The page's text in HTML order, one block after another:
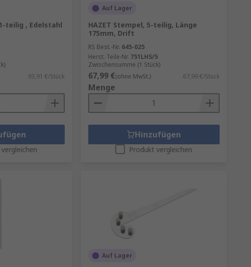
teilig , Edelstahl
93,91 €/Stück
Auf Lager
HAZET Stempel, 5-teilig, Länge
175mm, Drift
RS Best.-Nr. 645-025
Herst. Teile-Nr. 751LHS/5
Zwischensumme (1 Stück)
67,99 €(ohne MwSt.) 67,99 €/Stück
Menge
Hinzufügen
Produkt vergleichen
Auf Lager